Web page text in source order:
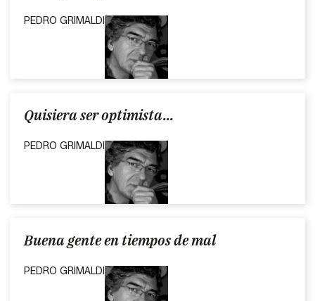
PEDRO GRIMALDI
Quisiera ser optimista...
PEDRO GRIMALDI
Buena gente en tiempos de mal
PEDRO GRIMALDI